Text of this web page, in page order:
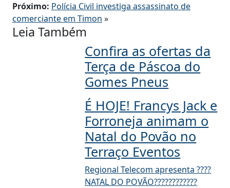
Próximo: Polícia Civil investiga assassinato de
comerciante em Timon »
Leia Também
Confira as ofertas da
Terça de Páscoa do
Gomes Pneus
É HOJE! Francys Jack e
Forroneja animam o
Natal do Povão no
Terraço Eventos
Regional Telecom apresenta ????
NATAL DO POVÃO????????‍????